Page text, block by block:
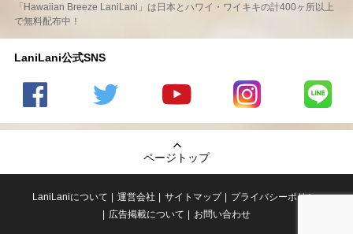
「Hawaiian Breeze LaniLani」は日本とハワイ・ワイキキの計400ヶ所以上
で無料配布中！
LaniLani公式SNS
の
のtwitter
の
Youtube
チャンネ
LaniLani
LaniLani
ページトップ
LaniLaniについて 運営会社 サイトマップ
プライバシーポリシー
広告掲載について
お問い合わせ